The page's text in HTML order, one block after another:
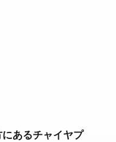
あるチャイヤプ